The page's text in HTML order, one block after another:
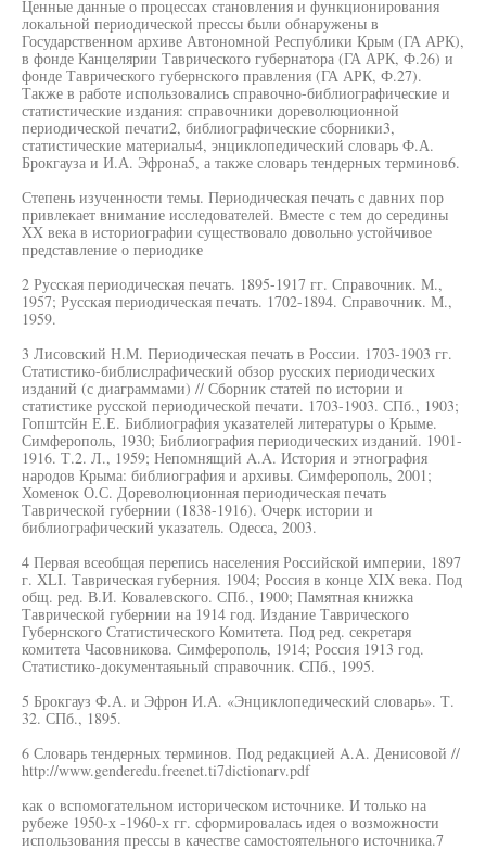
Ценные данные о процессах становления и функционирования
локальной периодической прессы были обнаружены в
Государственном архиве Автономной Республики Крым (ГА АРК),
в фонде Канцелярии Таврического губернатора (ГА АРК, Ф.26) и
фонде Таврического губернского правления (ГА АРК, Ф.27).
Также в работе использовались справочно-библиографические и
статистические издания: справочники дореволюционной
периодической печати2, библиографические сборники3,
статистические материалы4, энциклопедический словарь Ф.А.
Брокгауза и И.А. Эфрона5, а также словарь тендерных терминов6.
Степень изученности темы. Периодическая печать с давних пор
привлекает внимание исследователей. Вместе с тем до середины
XX века в историографии существовало довольно устойчивое
представление о периодике
2 Русская периодическая печать. 1895-1917 гг. Справочник. М.,
1957; Русская периодическая печать. 1702-1894. Справочник. М.,
1959.
3 Лисовский Н.М. Периодическая печать в России. 1703-1903 гг.
Статистико-библислрафический обзор русских периодических
изданий (с диаграммами) // Сборник статей по истории и
статистике русской периодической печати. 1703-1903. СПб., 1903;
Гопштсйн Е.Е. Библиография указателей литературы о Крыме.
Симферополь, 1930; Библиография периодических изданий. 1901-
1916. Т.2. Л., 1959; Непомнящий A.A. История и этнография
народов Крыма: библиография и архивы. Симферополь, 2001;
Хоменок О.С. Дореволюционная периодическая печать
Таврической губернии (1838-1916). Очерк истории и
библиографический указатель. Одесса, 2003.
4 Первая всеобщая перепись населения Российской империи, 1897
г. XLI. Таврическая губерния. 1904; Россия в конце XIX века. Под
общ. ред. В.И. Ковалевского. СПб., 1900; Памятная книжка
Таврической губернии на 1914 год. Издание Таврического
Губернского Статистического Комитета. Под ред. секретаря
комитета Часовникова. Симферополь, 1914; Россия 1913 год.
Статистико-документаяьный справочник. СПб., 1995.
5 Брокгауз Ф.А. и Эфрон И.А. «Энциклопедический словарь». Т.
32. СПб., 1895.
6 Словарь тендерных терминов. Под редакцией A.A. Денисовой //
http://www.genderedu.freenet.ti7dictionarv.pdf
как о вспомогательном историческом источнике. И только на
рубеже 1950-х -1960-х гг. сформировалась идея о возможности
использования прессы в качестве самостоятельного источника.7